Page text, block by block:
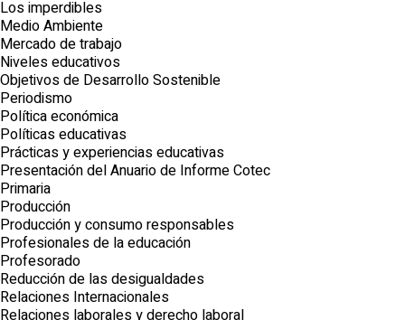
Los imperdibles
Medio Ambiente
Mercado de trabajo
Niveles educativos
Objetivos de Desarrollo Sostenible
Periodismo
Política económica
Políticas educativas
Prácticas y experiencias educativas
Presentación del Anuario de Informe Cotec
Primaria
Producción
Producción y consumo responsables
Profesionales de la educación
Profesorado
Reducción de las desigualdades
Relaciones Internacionales
Relaciones laborales y derecho laboral